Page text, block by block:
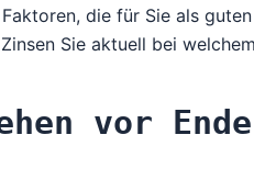
die für Sie als
Sie aktuell bei
vor